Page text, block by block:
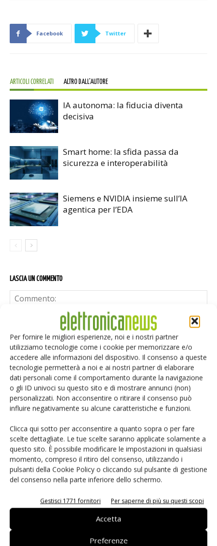
Per fornire le migliori esperienze, noi e i nostri partner
utilizziamo tecnologie come i cookie per memorizzare e/o
accedere alle informazioni del dispositivo. Il consenso a queste
tecnologie permetterà a noi e ai nostri partner di elaborare
dati personali come il comportamento durante la navigazione
o gli ID univoci su questo sito e di mostrare annunci (non)
personalizzati. Non acconsentire o ritirare il consenso può
influire negativamente su alcune caratteristiche e funzioni.
Clicca qui sotto per acconsentire a quanto sopra o per fare
scelte dettagliate. Le tue scelte saranno applicate solamente a
questo sito. È possibile modificare le impostazioni in qualsiasi
momento, compreso il ritiro del consenso, utilizzando i
pulsanti della Cookie Policy o cliccando sul pulsante di gestione
del consenso nella parte inferiore dello schermo.
Gestisci 1771 fornitori Per saperne di più su questi scopi
Accetta
Preferenze
Facebook Twitter
ARTICOLI CORRELATI ALTRO DALL'AUTORE
IA autonoma: la fiducia diventa
decisiva
Smart home: la sfida passa da
sicurezza e interoperabilità
Siemens e NVIDIA insieme sull’IA
agentica per l’EDA
LASCIA UN COMMENTO
Salva il mio nome, email e sito web in questo browser per i
prossimi commenti.